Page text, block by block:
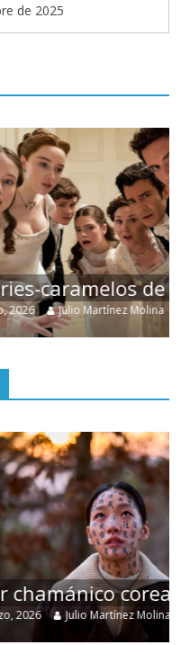
de 2025
de Shondaland
0
0